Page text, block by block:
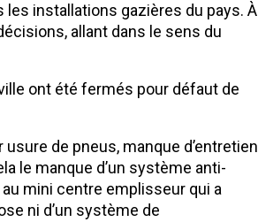
les installations gazières du pays. À
allant dans le sens du
ont été fermés pour défaut de
de pneus, manque d’entretien
le manque d’un système anti-
mini centre emplisseur qui a
ni d’un système de